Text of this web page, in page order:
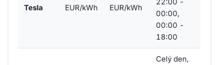
Tesla
EUR/kWh
EUR/kWh
00:00,
00:00 -
18:00
Celý den,